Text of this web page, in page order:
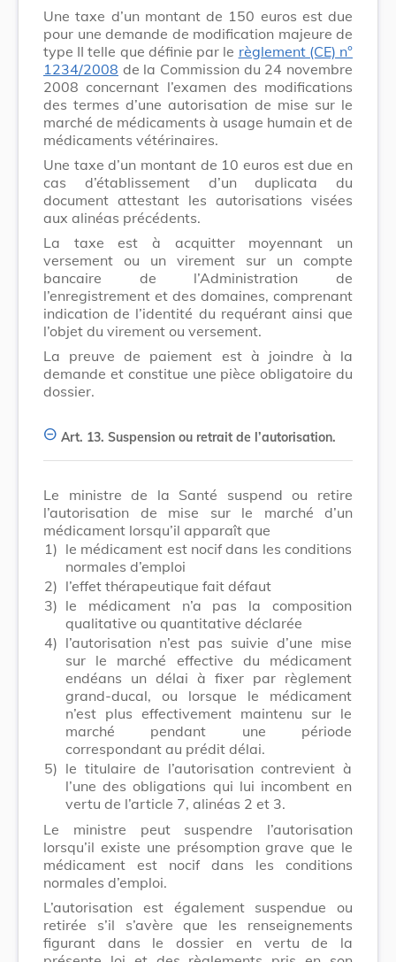
Une taxe d’un montant de 150 euros est due
pour une demande de modification majeure de
type II telle que définie par le règlement (CE) n°
1234/2008 de la Commission du 24 novembre
2008 concernant l’examen des modifications
des termes d’une autorisation de mise sur le
marché de médicaments à usage humain et de
médicaments vétérinaires.
Une taxe d’un montant de 10 euros est due en
cas d’établissement d’un duplicata du
document attestant les autorisations visées
aux alinéas précédents.
La taxe est à acquitter moyennant un
versement ou un virement sur un compte
bancaire de l’Administration de
l’enregistrement et des domaines, comprenant
indication de l’identité du requérant ainsi que
l’objet du virement ou versement.
La preuve de paiement est à joindre à la
demande et constitue une pièce obligatoire du
dossier.
Art. 13. Suspension ou retrait de l’autorisation.
Le ministre de la Santé suspend ou retire
l’autorisation de mise sur le marché d’un
médicament lorsqu’il apparaît que
1) le médicament est nocif dans les conditions
normales d’emploi
2) l’effet thérapeutique fait défaut
3) le médicament n’a pas la composition
qualitative ou quantitative déclarée
4) l’autorisation n’est pas suivie d’une mise
sur le marché effective du médicament
endéans un délai à fixer par règlement
grand-ducal, ou lorsque le médicament
n’est plus effectivement maintenu sur le
marché pendant une période
correspondant au prédit délai.
5) le titulaire de l’autorisation contrevient à
l’une des obligations qui lui incombent en
vertu de l’article 7, alinéas 2 et 3.
Le ministre peut suspendre l’autorisation
lorsqu’il existe une présomption grave que le
médicament est nocif dans les conditions
normales d’emploi.
L’autorisation est également suspendue ou
retirée s’il s’avère que les renseignements
figurant dans le dossier en vertu de la